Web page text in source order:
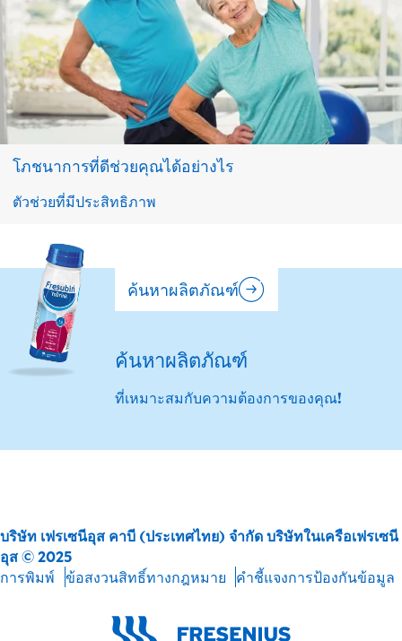
โภชนาการที่ดีช่วยคุณได้อย่างไร
ตัวช่วยที่มีประสิทธิภาพ
ค้นหาผลิตภัณฑ์
ที่เหมาะสมกับความต้องการของคุณ!
ค้นหาผลิตภัณฑ์
บริษัท เฟรเซนีอุส คาบี (ประเทศไทย) จำกัด บริษัทในเครือเฟรเซนี
อุส © 2025
การพิมพ์
ข้อสงวนสิทธิ์ทางกฎหมาย คำชี้แจงการป้องกันข้อมูล